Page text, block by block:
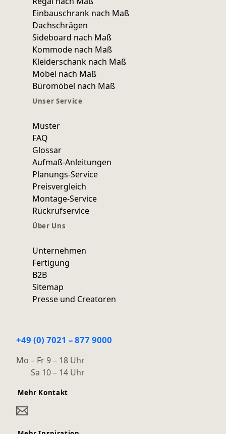
Einbauschrank nach Maß
Dachschrägen
Sideboard nach Maß
Kommode nach Maß
Kleiderschank nach Maß
Möbel nach Maß
Büromöbel nach Maß
Unser Service
Muster
FAQ
Glossar
Aufmaß-Anleitungen
Planungs-Service
Preisvergleich
Montage-Service
Rückrufservice
Über Uns
Unternehmen
Fertigung
B2B
Sitemap
Presse und Creatoren
+49 (0) 7021 – 877 9000
Mo – Fr 9 – 18 Uhr
Sa 10 – 14 Uhr
Mehr Kontakt